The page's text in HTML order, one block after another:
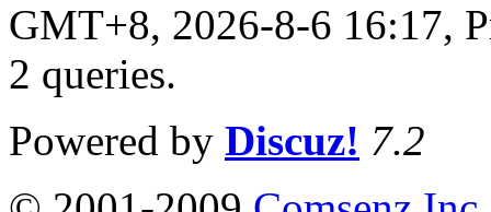
GMT+8, 2026-8-6 16:17,
2 queries.
Powered by Discuz! 7.2